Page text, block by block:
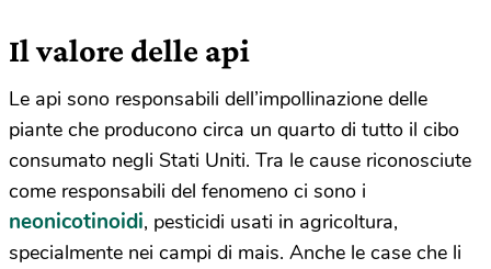
Il valore delle api
Le api sono responsabili dell’impollinazione delle
piante che producono circa un quarto di tutto il cibo
consumato negli Stati Uniti. Tra le cause riconosciute
come responsabili del fenomeno ci sono i
neonicotinoidi, pesticidi usati in agricoltura,
specialmente nei campi di mais. Anche le case che li